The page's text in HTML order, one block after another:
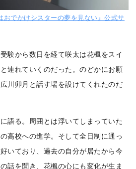
おでかけシスターの夢を見ない』公式サ
験から数日を経て咲太は花楓をスイ
連れていくのだった。のどかにお願
川卯月と話す場を設けてくれたのだ
語る。周囲とは浮いてしまっていた
高校への進学。そして全日制に通っ
いており、過去の自分が居たから今
話を聞き、花楓の心にも変化が生ま